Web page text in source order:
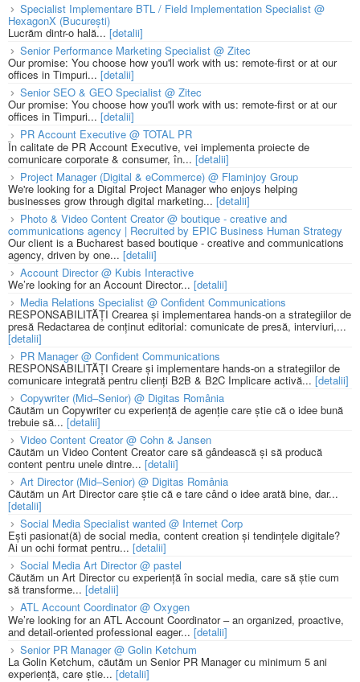
Specialist Implementare BTL / Field Implementation Specialist @
HexagonX (București)
Lucrăm dintr-o hală... [detalii]
Senior Performance Marketing Specialist @ Zitec
Our promise: You choose how you'll work with us: remote-first or at our
offices in Timpuri... [detalii]
Senior SEO & GEO Specialist @ Zitec
Our promise: You choose how you'll work with us: remote-first or at our
offices in Timpuri... [detalii]
PR Account Executive @ TOTAL PR
În calitate de PR Account Executive, vei implementa proiecte de
comunicare corporate & consumer, în... [detalii]
Project Manager (Digital & eCommerce) @ Flaminjoy Group
We're looking for a Digital Project Manager who enjoys helping
businesses grow through digital marketing... [detalii]
Photo & Video Content Creator @ boutique - creative and
communications agency | Recruited by EPIC Business Human Strategy
Our client is a Bucharest based boutique - creative and communications
agency, driven by one... [detalii]
Account Director @ Kubis Interactive
We’re looking for an Account Director... [detalii]
Media Relations Specialist @ Confident Communications
RESPONSABILITĂȚI Crearea și implementarea hands-on a strategiilor de
presă Redactarea de conținut editorial: comunicate de presă, interviuri,...
[detalii]
PR Manager @ Confident Communications
RESPONSABILITĂȚI Creare și implementare hands-on a strategiilor de
comunicare integrată pentru clienți B2B & B2C Implicare activă... [detalii]
Copywriter (Mid–Senior) @ Digitas România
Căutăm un Copywriter cu experiență de agenție care știe că o idee bună
trebuie să... [detalii]
Video Content Creator @ Cohn & Jansen
Căutăm un Video Content Creator care să gândească și să producă
content pentru unele dintre... [detalii]
Art Director (Mid–Senior) @ Digitas România
Căutăm un Art Director care știe că e tare când o idee arată bine, dar...
[detalii]
Social Media Specialist wanted @ Internet Corp
Ești pasionat(ă) de social media, content creation și tendințele digitale?
Ai un ochi format pentru... [detalii]
Social Media Art Director @ pastel
Căutăm un Art Director cu experiență în social media, care să știe cum
să transforme... [detalii]
ATL Account Coordinator @ Oxygen
We’re looking for an ATL Account Coordinator – an organized, proactive,
and detail-oriented professional eager... [detalii]
Senior PR Manager @ Golin Ketchum
La Golin Ketchum, căutăm un Senior PR Manager cu minimum 5 ani
experiență, care știe... [detalii]